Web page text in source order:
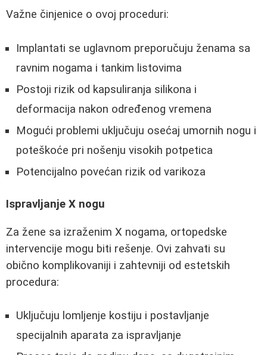
Važne činjenice o ovoj proceduri:
Implantati se uglavnom preporučuju ženama sa
ravnim nogama i tankim listovima
Postoji rizik od kapsuliranja silikona i
deformacija nakon određenog vremena
Mogući problemi uključuju osećaj umornih nogu i
poteškoće pri nošenju visokih potpetica
Potencijalno povećan rizik od varikoza
Ispravljanje X nogu
Za žene sa izraženim X nogama, ortopedske
intervencije mogu biti rešenje. Ovi zahvati su
obično komplikovaniji i zahtevniji od estetskih
procedura:
Uključuju lomljenje kostiju i postavljanje
specijalnih aparata za ispravljanje